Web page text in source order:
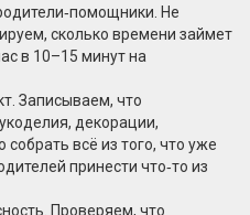
Не
сколько времени займет
в 10–15 минут на
Записываем, что
декорации,
всё из того, что уже
принести что‑то из
Проверяем, что